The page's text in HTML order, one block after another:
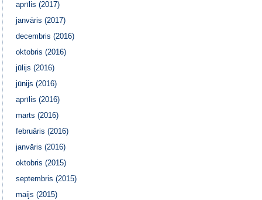
aprīlis (2017)
janvāris (2017)
decembris (2016)
oktobris (2016)
jūlijs (2016)
jūnijs (2016)
aprīlis (2016)
marts (2016)
februāris (2016)
janvāris (2016)
oktobris (2015)
septembris (2015)
maijs (2015)